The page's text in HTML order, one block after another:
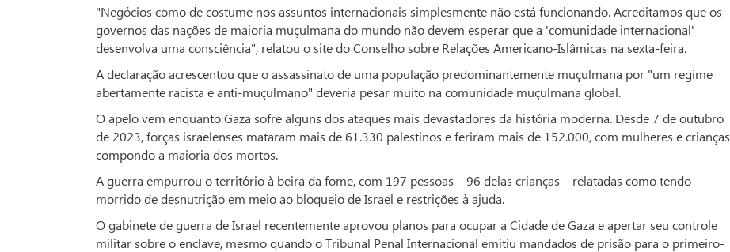
"Negócios como de costume nos assuntos internacionais simplesmente não está funcionando. Acreditamos que os
governos das nações de maioria muçulmana do mundo não devem esperar que a 'comunidade internacional'
desenvolva uma consciência", relatou o site do Conselho sobre Relações Americano-Islâmicas na sexta-feira.
A declaração acrescentou que o assassinato de uma população predominantemente muçulmana por "um regime
abertamente racista e anti-muçulmano" deveria pesar muito na comunidade muçulmana global.
O apelo vem enquanto Gaza sofre alguns dos ataques mais devastadores da história moderna. Desde 7 de outubro
de 2023, forças israelenses mataram mais de 61.330 palestinos e feriram mais de 152.000, com mulheres e crianças
compondo a maioria dos mortos.
A guerra empurrou o território à beira da fome, com 197 pessoas—96 delas crianças—relatadas como tendo
morrido de desnutrição em meio ao bloqueio de Israel e restrições à ajuda.
O gabinete de guerra de Israel recentemente aprovou planos para ocupar a Cidade de Gaza e apertar seu controle
militar sobre o enclave, mesmo quando o Tribunal Penal Internacional emitiu mandados de prisão para o primeiro-